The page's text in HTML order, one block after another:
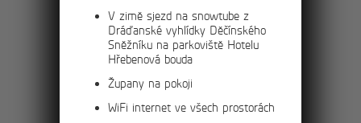
cena: 3 900 Kč/os.
V zimě sjezd na snowtube z
Dráďanské vyhlídky Děčínského
Sněžníku na parkoviště Hotelu
Hřebenová bouda
Župany na pokoji
WiFi internet ve všech prostorách